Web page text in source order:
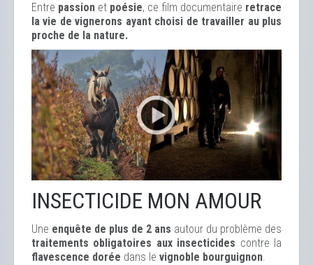
Entre passion et poésie, ce film documentaire retrace
la vie de vignerons ayant choisi de travailler au plus
proche de la nature.
INSECTICIDE MON AMOUR
Une enquête de plus de 2 ans autour du problème des
traitements obligatoires aux insecticides contre la
flavescence dorée dans le vignoble bourguignon.